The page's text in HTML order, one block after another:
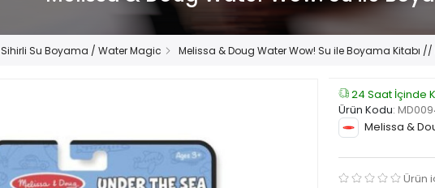
Sihirli Su Boyama / Water Magic Melissa & Doug Water Wow! Su ile Boyama Kitabı //
24 Saat İçinde
Ürün Kodu:
Melissa &
Ürün